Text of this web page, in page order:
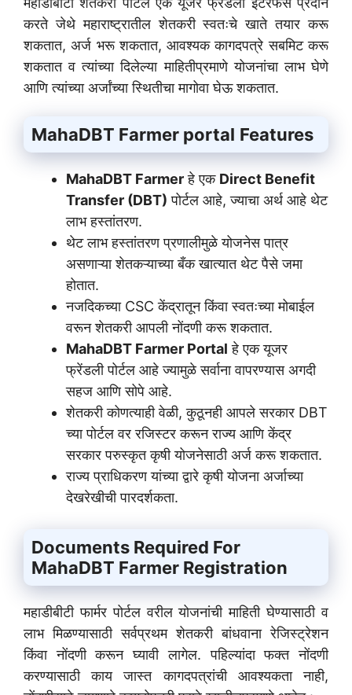
करते जेथे महाराष्ट्रातील शेतकरी स्वतःचे खाते तयार करू
शकतात, अर्ज भरू शकतात, आवश्यक कागदपत्रे सबमिट करू
शकतात व त्यांच्या दिलेल्या माहितीप्रमाणे योजनांचा लाभ घेणे
आणि त्यांच्या अर्जांच्या स्थितीचा मागोवा घेऊ शकतात.
MahaDBT Farmer portal Features
MahaDBT Farmerहे एक Direct Benefit
Transfer (DBT) पोर्टल आहे, ज्याचा अर्थ आहे थेट
लाभ हस्तांतरण.
थेट लाभ हस्तांतरण प्रणालीमुळे योजनेस पात्र
असणाऱ्या शेतकऱ्याच्या बँक खात्यात थेट पैसे जमा
होतात.
नजदिकच्या CSC केंद्रातून किंवा स्वतःच्या मोबाईल
वरून शेतकरी आपली नोंदणी करू शकतात.
MahaDBT Farmer Portal हे एक यूजर
फ्रेंडली पोर्टल आहे ज्यामुळे सर्वाना वापरण्यास अगदी
सहज आणि सोपे आहे.
शेतकरी कोणत्याही वेळी, कुठूनही आपले सरकार DBT
च्या पोर्टल वर रजिस्टर करून राज्य आणि केंद्र
सरकार परुस्कृत कृषी योजनेसाठी अर्ज करू शकतात.
राज्य प्राधिकरण यांच्या द्वारे कृषी योजना अर्जाच्या
देखरेखीची पारदर्शकता.
Documents Required For
MahaDBT Farmer Registration
महाडीबीटी फार्मर पोर्टल वरील योजनांची माहिती घेण्यासाठी व
लाभ मिळण्यासाठी सर्वप्रथम शेतकरी बांधवाना रेजिस्ट्रेशन
किंवा नोंदणी करून घ्यावी लागेल. पहिल्यांदा फक्त नोंदणी
करण्यासाठी काय जास्त कागदपत्रांची आवश्यकता नाही,